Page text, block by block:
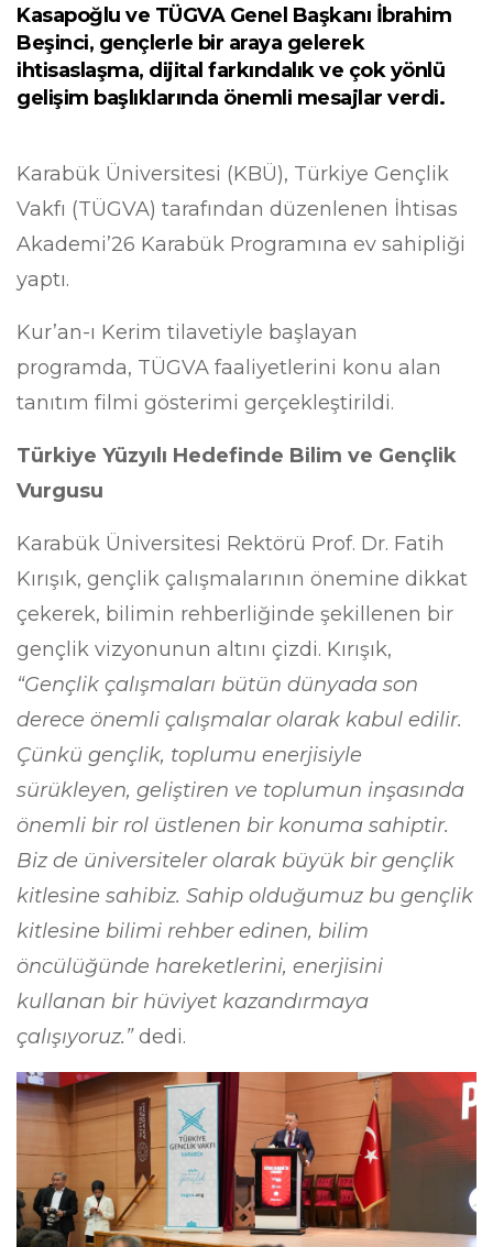
Kasapoğlu ve TÜGVA Genel Başkanı İbrahim
Beşinci, gençlerle bir araya gelerek
ihtisaslaşma, dijital farkındalık ve çok yönlü
gelişim başlıklarında önemli mesajlar verdi.
Karabük Üniversitesi (KBÜ), Türkiye Gençlik
Vakfı (TÜGVA) tarafından düzenlenen İhtisas
Akademi’26 Karabük Programına ev sahipliği
yaptı.
Kur’an-ı Kerim tilavetiyle başlayan
programda, TÜGVA faaliyetlerini konu alan
tanıtım filmi gösterimi gerçekleştirildi.
Türkiye Yüzyılı Hedefinde Bilim ve Gençlik
Vurgusu
Karabük Üniversitesi Rektörü Prof. Dr. Fatih
Kırışık, gençlik çalışmalarının önemine dikkat
çekerek, bilimin rehberliğinde şekillenen bir
gençlik vizyonunun altını çizdi. Kırışık,
“Gençlik çalışmaları bütün dünyada son
derece önemli çalışmalar olarak kabul edilir.
Çünkü gençlik, toplumu enerjisiyle
sürükleyen, geliştiren ve toplumun inşasında
önemli bir rol üstlenen bir konuma sahiptir.
Biz de üniversiteler olarak büyük bir gençlik
kitlesine sahibiz. Sahip olduğumuz bu gençlik
kitlesine bilimi rehber edinen, bilim
öncülüğünde hareketlerini, enerjisini
kullanan bir hüviyet kazandırmaya
çalışıyoruz.”dedi.